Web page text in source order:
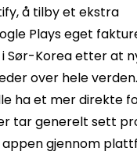
å tilby et ekstra
Plays eget
Sør-Korea etter at
over hele verden.
ha et mer direkte
tar generelt sett
gjennom